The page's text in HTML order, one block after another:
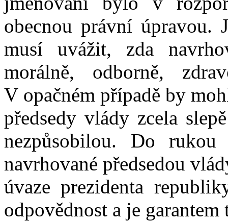
obecnou právní úpravou.
musí uvážit, zda
morálně, odborně,
V opačném případě by
předsedy vlády zcela
nezpůsobilou. Do
navrhované předsedou
úvaze prezidenta
odpovědnost a je